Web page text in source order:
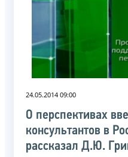
24.05.2014 09:00
О перспективах
консультантов в
рассказал Д.Ю.